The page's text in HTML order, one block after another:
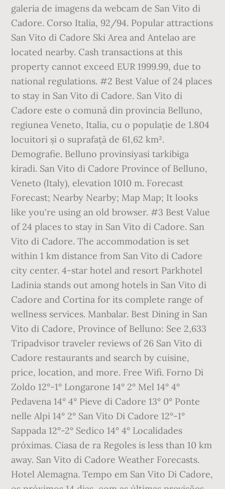
galeria de imagens da webcam de San Vito di
Cadore. Corso Italia, 92/94. Popular attractions
San Vito di Cadore Ski Area and Antelao are
located nearby. Cash transactions at this
property cannot exceed EUR 1999.99, due to
national regulations. #2 Best Value of 24 places
to stay in San Vito di Cadore. San Vito di
Cadore este o comună din provincia Belluno,
regiunea Veneto, Italia, cu o populație de 1.804
locuitori și o suprafață de 61,62 km².
Demografie. Belluno provinsiyasi tarkibiga
kiradi. San Vito di Cadore Province of Belluno,
Veneto (Italy), elevation 1010 m. Forecast
Forecast; Nearby Nearby; Map Map; It looks
like you're using an old browser. #3 Best Value
of 24 places to stay in San Vito di Cadore. San
Vito di Cadore. The accommodation is set
within 1 km distance from San Vito di Cadore
city center. 4-star hotel and resort Parkhotel
Ladinia stands out among hotels in San Vito di
Cadore and Cortina for its complete range of
wellness services. Manbalar. Best Dining in San
Vito di Cadore, Province of Belluno: See 2,633
Tripadvisor traveler reviews of 26 San Vito di
Cadore restaurants and search by cuisine,
price, location, and more. Free Wifi. Forno Di
Zoldo 12°-1° Longarone 14° 2° Mel 14° 4°
Pedavena 14° 4° Pieve di Cadore 13° 0° Ponte
nelle Alpi 14° 2° San Vito Di Cadore 12°-1°
Sappada 12°-2° Sedico 14° 4° Localidades
próximas. Ciasa de ra Regoles is less than 10 km
away. San Vito di Cadore Weather Forecasts.
Hotel Alemagna. Tempo em San Vito Di Cadore,